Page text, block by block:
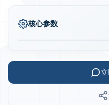
核心参数